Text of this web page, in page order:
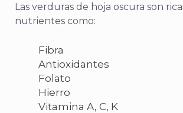
Las verduras de hoja oscura son
nutrientes como:
Fibra
Antioxidantes
Folato
Hierro
Vitamina A, C, K